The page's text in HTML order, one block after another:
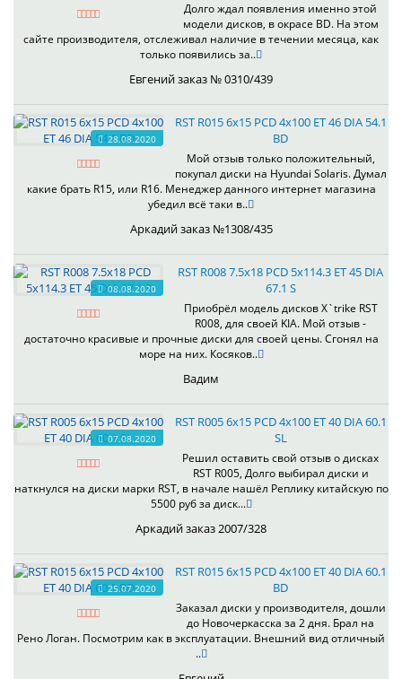
Долго ждал появления именно этой
модели дисков, в окрасе BD. На этом
сайте производителя, отслеживал наличие в течении месяца, как
только появились за..
Евгений заказ № 0310/439
28.08.2020
RST R015 6x15 PCD 4x100 ET 46 DIA 54.1
BD
Мой отзыв только положительный,
покупал диски на Hyundai Solaris. Думал
какие брать R15, или R16. Менеджер данного интернет магазина
убедил всё таки в..
Аркадий заказ №1308/435
08.08.2020
RST R008 7.5x18 PCD 5x114.3 ET 45 DIA
67.1 S
Приобрёл модель дисков X`trike RST
R008, для своей KIA. Мой отзыв -
достаточно красивые и прочные диски для своей цены. Сгонял на
море на них. Косяков..
Вадим
07.08.2020
RST R005 6x15 PCD 4x100 ET 40 DIA 60.1
SL
Решил оставить свой отзыв о дисках
RST R005, Долго выбирал диски и
наткнулся на диски марки RST, в начале нашёл Реплику китайскую по
5500 руб за диск...
Аркадий заказ 2007/328
25.07.2020
RST R015 6x15 PCD 4x100 ET 40 DIA 60.1
BD
Заказал диски у производителя, дошли
до Новочеркасска за 2 дня. Брал на
Рено Логан. Посмотрим как в эксплуатации. Внешний вид отличный
..